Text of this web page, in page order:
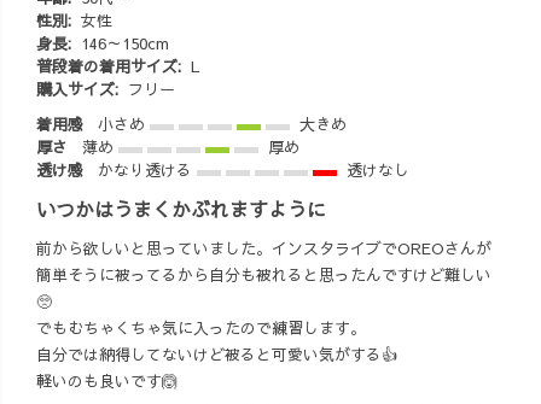
カジュアルコー
デ #柿渋染め #草
木染め #藍染
性別: 女性
身長: 146～150cm
普段着の着用サイズ: L
購入サイズ: フリー
着用感
小さめ
大きめ
厚さ
薄め
厚め
透け感
かなり透ける 透けなし
いつかはうまくかぶれますように
前から欲しいと思っていました。インスタライブでOREOさんが
簡単そうに被ってるから自分も被れると思ったんですけど難しい
🥺
でもむちゃくちゃ気に入ったので練習します。
自分では納得してないけど被ると可愛い気がする👍
軽いのも良いです🙆